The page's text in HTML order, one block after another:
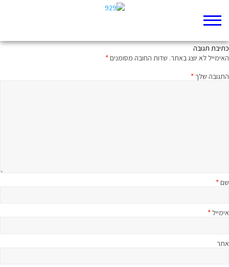
כתיבת תגובה
האימייל לא יוצג באתר. שדות החובה מסומנים*
התגובה שלך*
שם*
אימייל *
אתר